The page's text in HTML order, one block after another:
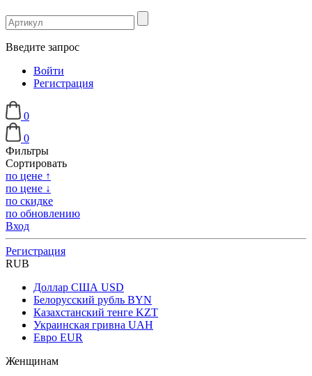
Введите запрос
Войти
Регистрация
0
0
Фильтры
Сортировать
по цене ↑
по цене ↓
по скидке
по обновлению
Вход
Регистрация
RUB
Доллар США USD
Белорусский рубль BYN
Казахстанский тенге KZT
Украинская гривна UAH
Евро EUR
Женщинам